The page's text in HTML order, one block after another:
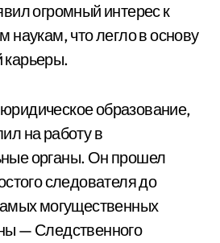
огромный интерес к
наукам, что легло в основу
образование,
на работу в
органы. Он прошел
следователя до
могущественных
— Следственного